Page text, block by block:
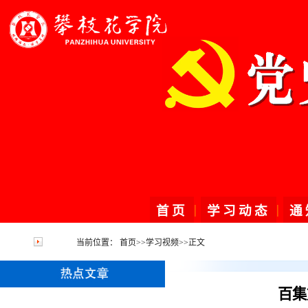
首页 | 学习动态 |
当前位置： 首页>>学习视频>>正文
百